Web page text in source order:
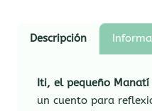
Descripción
Iti, el pequeño
un cuento para